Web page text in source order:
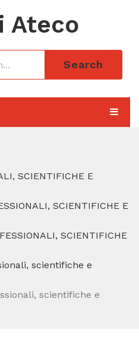
Ateco
Search
SCIENTIFICHE E
SCIENTIFICHE E
SCIENTIFICHE
scientifiche e
scientifiche e